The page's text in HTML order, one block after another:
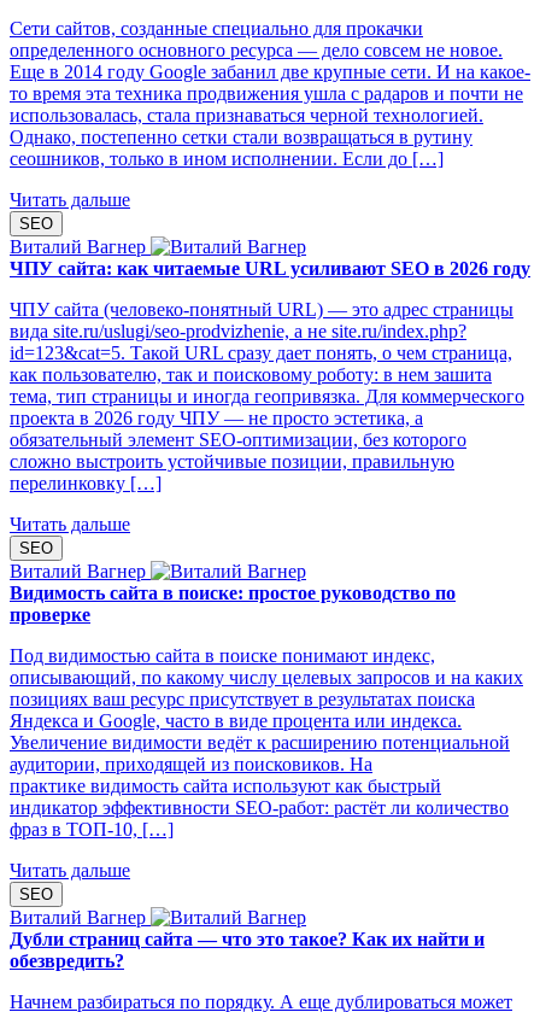
Сети сайтов, созданные специально для прокачки
определенного основного ресурса — дело совсем не новое.
Еще в 2014 году Google забанил две крупные сети. И на какое-
то время эта техника продвижения ушла с радаров и почти не
использовалась, стала признаваться черной технологией.
Однако, постепенно сетки стали возвращаться в рутину
сеошников, только в ином исполнении. Если до […]
Читать дальше
SEO
Виталий Вагнер
ЧПУ сайта: как читаемые URL усиливают SEO в 2026 году
ЧПУ сайта (человеко‑понятный URL) — это адрес страницы
вида site.ru/uslugi/seo-prodvizhenie, а не site.ru/index.php?
id=123&cat=5. Такой URL сразу дает понять, о чем страница,
как пользователю, так и поисковому роботу: в нем зашита
тема, тип страницы и иногда геопривязка. Для коммерческого
проекта в 2026 году ЧПУ — не просто эстетика, а
обязательный элемент SEO‑оптимизации, без которого
сложно выстроить устойчивые позиции, правильную
перелинковку […]
Читать дальше
SEO
Виталий Вагнер
Видимость сайта в поиске: простое руководство по
проверке
Под видимостью сайта в поиске понимают индекс,
описывающий, по какому числу целевых запросов и на каких
позициях ваш ресурс присутствует в результатах поиска
Яндекса и Google, часто в виде процента или индекса.
Увеличение видимости ведёт к расширению потенциальной
аудитории, приходящей из поисковиков. На
практике видимость сайта используют как быстрый
индикатор эффективности SEO‑работ: растёт ли количество
фраз в ТОП‑10, […]
Читать дальше
SEO
Виталий Вагнер
Дубли страниц сайта — что это такое? Как их найти и
обезвредить?
Начнем разбираться по порядку. А еще дублироваться может